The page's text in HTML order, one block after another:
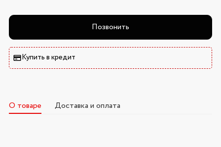
Позвонить
Купить в кредит
О товаре Доставка и оплата